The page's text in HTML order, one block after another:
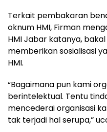
Terkait pembakaran
oknum HMI, Firman
HMI Jabar katanya,
memberikan sosialisasi
HMI.
“Bagaimana pun kami
berintelektual. Tentu
mencederai organisasi
tak terjadi hal serupa,”